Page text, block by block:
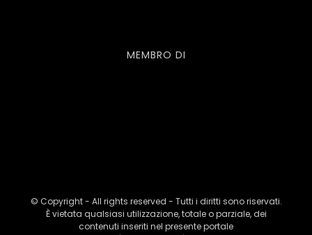
MEMBRO DI
© Copyright - All rights reserved - Tutti i diritti sono riservati.
È vietata qualsiasi utilizzazione, totale o parziale, dei
contenuti inseriti nel presente portale